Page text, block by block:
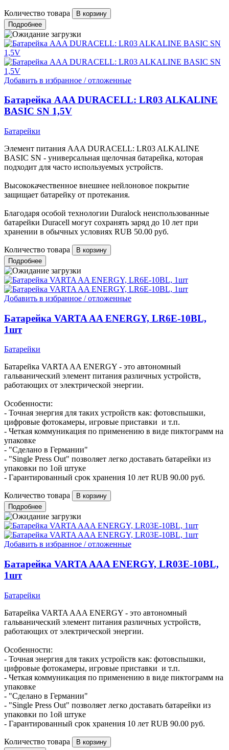
Количество товара
Подробнее
Добавить в избранное / отложенные
Батарейка AAA DURACELL: LR03 ALKALINE
BASIC SN 1,5V
Батарейки
Элемент питания ААA DURACELL: LR03 ALKALINE
BASIC SN - универсальная щелочная батарейка, которая
подходит для часто используемых устройств.
Высококачественное внешнее нейлоновое покрытие
защищает батарейку от протекания.
Благодаря особой технологии Duralock неиспользованные
батарейки Duracell могут сохранять заряд до 10 лет при
хранении в обычных условиях RUB 50.00 руб.
Количество товара
Подробнее
Добавить в избранное / отложенные
Батарейка VARTA AA ENERGY, LR6E-10BL,
1шт
Батарейки
Батарейка VARTA AA ENERGY - это автономный
гальванический элемент питания различных устройств,
работающих от электрической энергии.
Особенности:
- Точная энергия для таких устройств как: фотовспышки,
цифровые фотокамеры, игровые приставки и т.п.
- Четкая коммуникация по применению в виде пиктограмм на
упаковке
- "Сделано в Германии"
- "Single Press Out" позволяет легко доставать батарейки из
упаковки по 1ой штуке
- Гарантированный срок хранения 10 лет RUB 90.00 руб.
Количество товара
Подробнее
Добавить в избранное / отложенные
Батарейка VARTA AAA ENERGY, LR03E-10BL,
1шт
Батарейки
Батарейка VARTA AAA ENERGY - это автономный
гальванический элемент питания различных устройств,
работающих от электрической энергии.
Особенности:
- Точная энергия для таких устройств как: фотовспышки,
цифровые фотокамеры, игровые приставки и т.п.
- Четкая коммуникация по применению в виде пиктограмм на
упаковке
- "Сделано в Германии"
- "Single Press Out" позволяет легко доставать батарейки из
упаковки по 1ой штуке
- Гарантированный срок хранения 10 лет RUB 90.00 руб.
Количество товара